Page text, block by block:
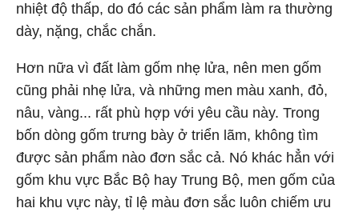
nhiệt độ thấp, do đó các sản phẩm làm ra thường
dày, nặng, chắc chắn.
Hơn nữa vì đất làm gốm nhẹ lửa, nên men gốm
cũng phải nhẹ lửa, và những men màu xanh, đỏ,
nâu, vàng... rất phù hợp với yêu cầu này. Trong
bốn dòng gốm trưng bày ở triển lãm, không tìm
được sản phẩm nào đơn sắc cả. Nó khác hẳn với
gốm khu vực Bắc Bộ hay Trung Bộ, men gốm của
hai khu vực này, tỉ lệ màu đơn sắc luôn chiếm ưu